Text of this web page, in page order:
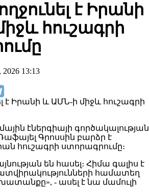
է Իրանի
հուշագրի
13:13
էներգիայի գործակալության
Գրոսսին բարձր է
հուշագրի ստորագրումը։
են հասել։ Հիմա գալիս է
համատեղ
- ասել է նա մամուլի